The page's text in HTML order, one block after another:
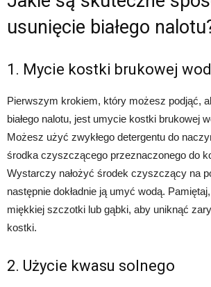
usunięcie białego
1. Mycie kostki brukowej
Pierwszym krokiem, który możesz podjąć,
białego nalotu, jest umycie kostki brukowej
Możesz użyć zwykłego detergentu do
środka czyszczącego przeznaczonego do
Wystarczy nałożyć środek czyszczący na
następnie dokładnie ją umyć wodą.
miękkiej szczotki lub gąbki, aby uniknąć
kostki.
2. Użycie kwasu solnego